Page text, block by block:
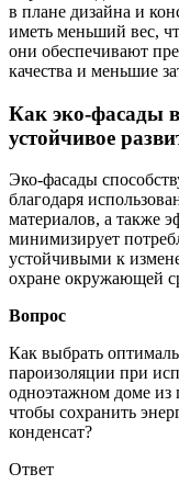
в плане дизайна и
иметь меньший вес,
они обеспечивают
качества и меньшие
Как эко-фасады
устойчивое
Эко-фасады
благодаря
материалов, а также
минимизирует
устойчивыми к
охране окружающей
Вопрос
Как выбрать
пароизоляции при
одноэтажном доме из
чтобы сохранить
конденсат?
Ответ